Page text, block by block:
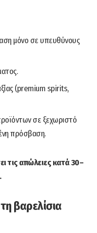
μόνο σε υπευθύνους
(premium spirits,
σε ξεχωριστό
πρόσβαση.
τις απώλειες κατά 30–
βαρελίσια